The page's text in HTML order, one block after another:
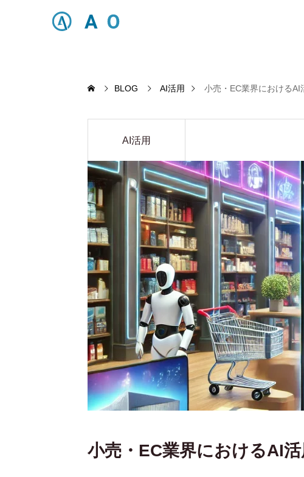
BLOG AI活用 小売・EC業界におけるAI
AI活用
小売・EC業界におけるAI